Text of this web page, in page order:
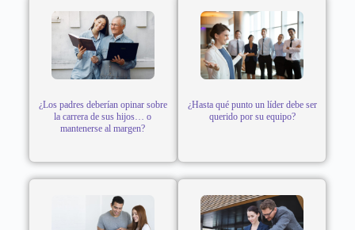
¿Los padres deberían opinar sobre
la carrera de sus hijos… o
mantenerse al margen?
¿Hasta qué punto un líder debe ser
querido por su equipo?